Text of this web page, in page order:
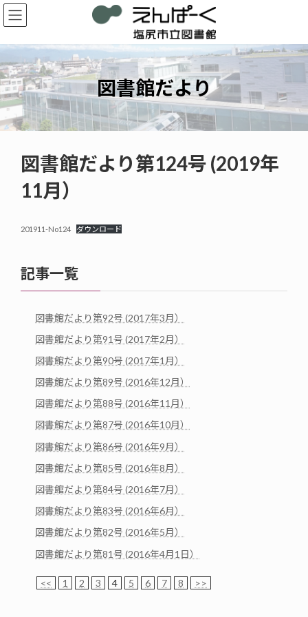
コ
ン
ン
ツ
へ
ス
キ
ッ
プ
ナ
ビ
ー
シ
ョ
ン
に
移
動
図書館だより
図書館だより第124号 (2019年
11月）
201911-No124 ダウンロード
記事一覧
図書館だより第92号 (2017年3月）
図書館だより第91号 (2017年2月）
図書館だより第90号 (2017年1月）
図書館だより第89号 (2016年12月）
図書館だより第88号 (2016年11月）
図書館だより第87号 (2016年10月）
図書館だより第86号 (2016年9月）
図書館だより第85号 (2016年8月）
図書館だより第84号 (2016年7月）
図書館だより第83号 (2016年6月）
図書館だより第82号 (2016年5月）
図書館だより第81号 (2016年4月1日）
<< 1 2 3 4 5 6 7 8 >>